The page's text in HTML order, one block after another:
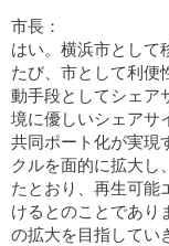
市長：
はい。横浜市として
たび、市として利便
動手段としてシェア
境に優しいシェアサ
共同ポート化が実現
クルを面的に拡大し
たとおり、再生可能
けるとのことであり
の拡大を目指してい